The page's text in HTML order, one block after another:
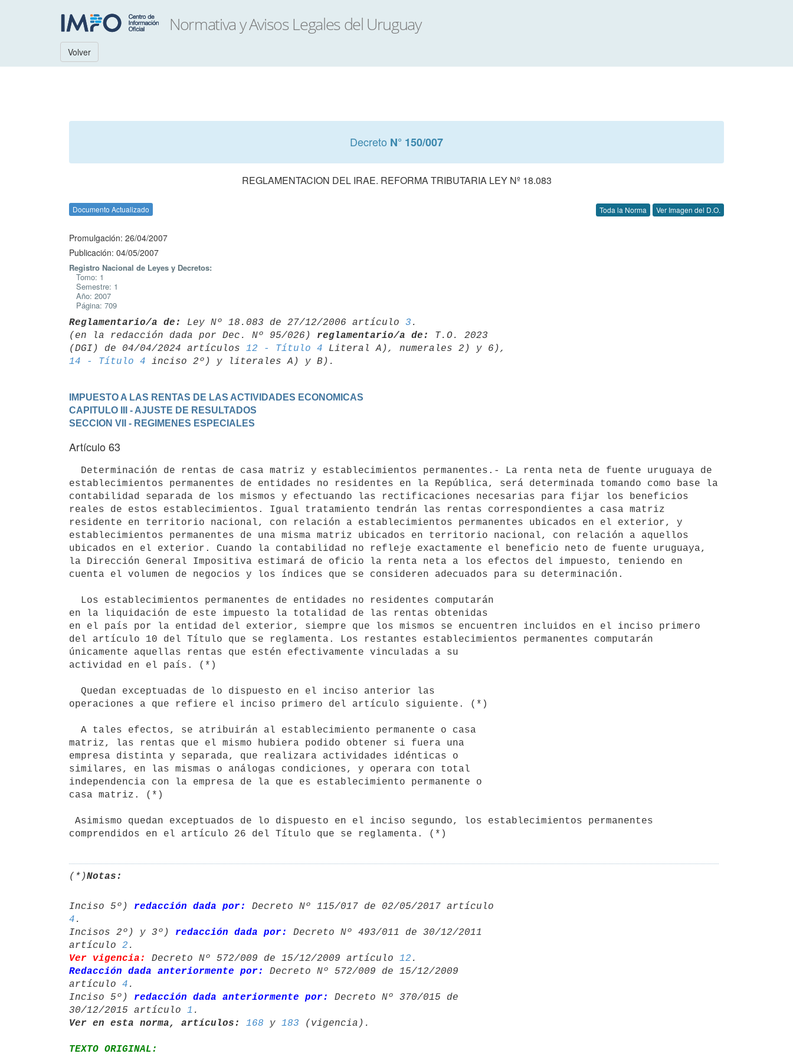
Volver
Decreto N° 150/007
REGLAMENTACION DEL IRAE. REFORMA TRIBUTARIA LEY Nº 18.083
Documento Actualizado Toda la Norma Ver Imagen del D.O.
Promulgación: 26/04/2007
Publicación: 04/05/2007
Registro Nacional de Leyes y Decretos:
Tomo: 1
Semestre: 1
Año: 2007
Página: 709
Reglamentario/a de: Ley Nº 18.083 de 27/12/2006 artículo 3 .
(en la redacción dada por Dec. Nº 95/026) reglamentario/a de:
T.O. 2023
(DGI) de 04/04/2024 artículos 12 - Título 4
14 - Título 4
IMPUESTO A LAS RENTAS DE LAS ACTIVIDADES ECONOMICAS
CAPITULO III - AJUSTE DE RESULTADOS
SECCION VII - REGIMENES ESPECIALES
Artículo 63
establecimientos permanentes de entidades no residentes en la República, será determinada tomando como base la
contabilidad separada de los mismos y efectuando las rectificaciones necesarias para fijar los beneficios
reales de estos establecimientos. Igual tratamiento tendrán las rentas correspondientes a casa matriz
residente en territorio nacional, con relación a establecimientos permanentes ubicados en el exterior, y
establecimientos permanentes de una misma matriz ubicados en territorio nacional, con relación a aquellos
ubicados en el exterior. Cuando la contabilidad no refleje exactamente el beneficio neto de fuente uruguaya,
la Dirección General Impositiva estimará de oficio la renta neta a los efectos del impuesto, teniendo en
cuenta el volumen de negocios y los índices que se consideren adecuados para su determinación.
en la liquidación de este impuesto la totalidad de las rentas obtenidas
en el país por la entidad del exterior, siempre que los mismos se encuentren incluidos en el inciso primero
del artículo 10 del Título que se reglamenta. Los restantes establecimientos permanentes computarán
únicamente aquellas rentas que estén efectivamente vinculadas a su
actividad en el país. (*)
operaciones a que refiere el inciso primero del artículo siguiente. (*)
matriz, las rentas que el mismo hubiera podido obtener si fuera una
empresa distinta y separada, que realizara actividades idénticas o
similares, en las mismas o análogas condiciones, y operara con total
independencia con la empresa de la que es establecimiento permanente o
casa matriz. (*)
comprendidos en el artículo 26 del Título que se reglamenta. (*)
(*)Notas:
Inciso 5º) redacción dada por:
Decreto Nº 115/017 de 02/05/2017 artículo
4 .
Incisos 2º) y 3º) redacción dada por:
Decreto Nº 493/011 de 30/12/2011
artículo 2
Ver vigencia:
Decreto Nº 572/009 de 15/12/2009 artículo 12
Redacción dada anteriormente por:
Decreto Nº 572/009 de 15/12/2009
artículo 4 .
Inciso 5º) redacción dada anteriormente por:
Decreto Nº 370/015 de
30/12/2015 artículo 1
Ver en esta norma, artículos:
168 y 183
TEXTO ORIGINAL: